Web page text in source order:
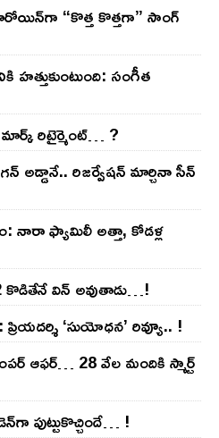
“కొత్త కొత్తగా” సాంగ్
సంగీత
రిటైర్మెంట్‌… ?
అడ్డానే.. రిజ‌ర్వేష‌న్ మార్చినా సీన్
నారా ఫ్యామిలీ అత్తా, కోడ‌ళ్ల
విన్ అవుతాడు…!
‘సుయోధన’ రివ్యూ.. !
ఆఫ‌ర్‌… 28 వేల మందికి స్మార్ట్
పుట్టుకొచ్చిందే… !